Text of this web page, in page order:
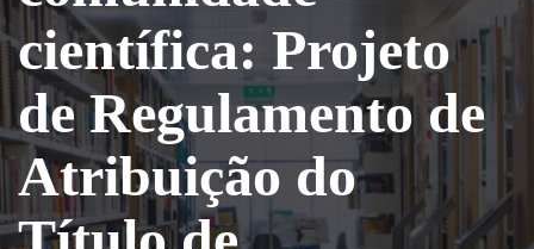
científica: Projeto
de Regulamento de
Atribuição do